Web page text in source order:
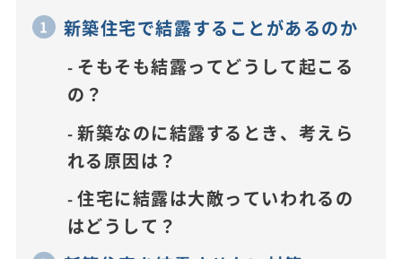
新築住宅で結露することがあるのか
そもそも結露ってどうして起こる
の？
新築なのに結露するとき、考えら
れる原因は？
住宅に結露は大敵っていわれるの
はどうして？